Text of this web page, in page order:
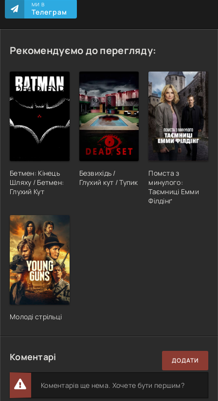
МИ В
Телеграм
Рекомендуємо до перегляду:
Бетмен: Кінець
Шляху / Бетмен:
Глухий Кут
Безвихідь /
Глухий кут / Тупик
Помста з
минулого:
Таємниці Емми
Філдінґ
Молоді стрільці
Коментарі ДОДАТИ
Коментарів ще нема. Хочете бути першим?